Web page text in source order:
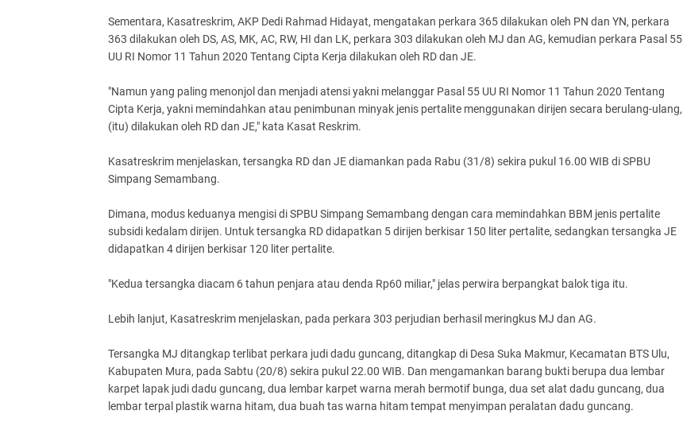
Sementara, Kasatreskrim, AKP Dedi Rahmad Hidayat, mengatakan perkara 365 dilakukan oleh PN dan YN, perkara
363 dilakukan oleh DS, AS, MK, AC, RW, HI dan LK, perkara 303 dilakukan oleh MJ dan AG, kemudian perkara Pasal 55
UU RI Nomor 11 Tahun 2020 Tentang Cipta Kerja dilakukan oleh RD dan JE.
"Namun yang paling menonjol dan menjadi atensi yakni melanggar Pasal 55 UU RI Nomor 11 Tahun 2020 Tentang
Cipta Kerja, yakni memindahkan atau penimbunan minyak jenis pertalite menggunakan dirijen secara berulang-ulang,
(itu) dilakukan oleh RD dan JE," kata Kasat Reskrim.
Kasatreskrim menjelaskan, tersangka RD dan JE diamankan pada Rabu (31/8) sekira pukul 16.00 WIB di SPBU
Simpang Semambang.
Dimana, modus keduanya mengisi di SPBU Simpang Semambang dengan cara memindahkan BBM jenis pertalite
subsidi kedalam dirijen. Untuk tersangka RD didapatkan 5 dirijen berkisar 150 liter pertalite, sedangkan tersangka JE
didapatkan 4 dirijen berkisar 120 liter pertalite.
"Kedua tersangka diacam 6 tahun penjara atau denda Rp60 miliar," jelas perwira berpangkat balok tiga itu.
Lebih lanjut, Kasatreskrim menjelaskan, pada perkara 303 perjudian berhasil meringkus MJ dan AG.
Tersangka MJ ditangkap terlibat perkara judi dadu guncang, ditangkap di Desa Suka Makmur, Kecamatan BTS Ulu,
Kabupaten Mura, pada Sabtu (20/8) sekira pukul 22.00 WIB. Dan mengamankan barang bukti berupa dua lembar
karpet lapak judi dadu guncang, dua lembar karpet warna merah bermotif bunga, dua set alat dadu guncang, dua
lembar terpal plastik warna hitam, dua buah tas warna hitam tempat menyimpan peralatan dadu guncang.